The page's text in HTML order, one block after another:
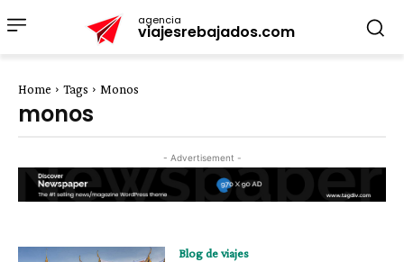
agencia
viajesrebajados.com
Home Tags Monos
monos
- Advertisement -
Blog de viajes